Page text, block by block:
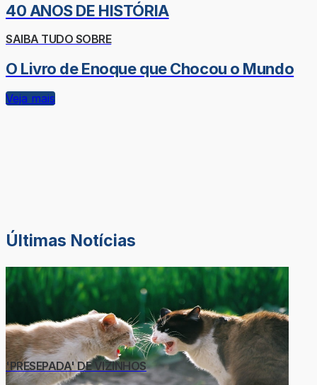
40 ANOS DE HISTÓRIA
SAIBA TUDO SOBRE
O Livro de Enoque que Chocou o Mundo
Veja mais
Últimas Notícias
'PRESEPADA' DE VIZINHOS